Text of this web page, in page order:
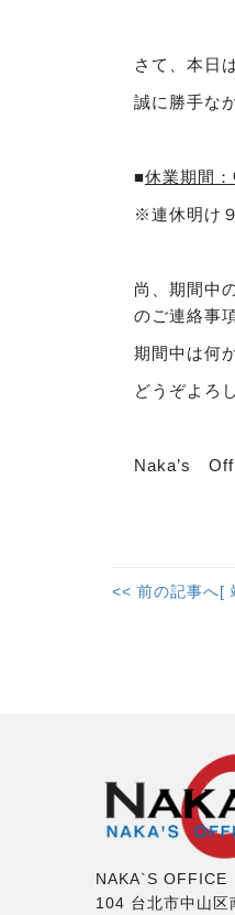
さて、本日
誠に勝手な
■休業期間
※連休明け
尚、期間中
のご連絡事
期間中は何
どうぞよろ
Naka’s
<< 前の記事へ[
NAKA`S OFFICE
104 台北市中山